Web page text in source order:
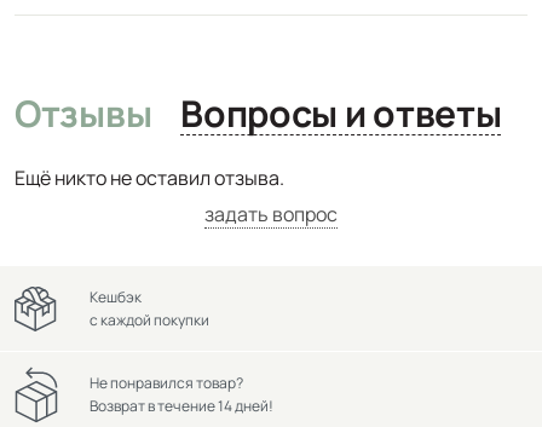
Отзывы Вопросы и ответы
Ещё никто не оставил отзыва.
задать вопрос
Кешбэк
с каждой покупки
Не понравился товар?
Возврат в течение 14 дней!